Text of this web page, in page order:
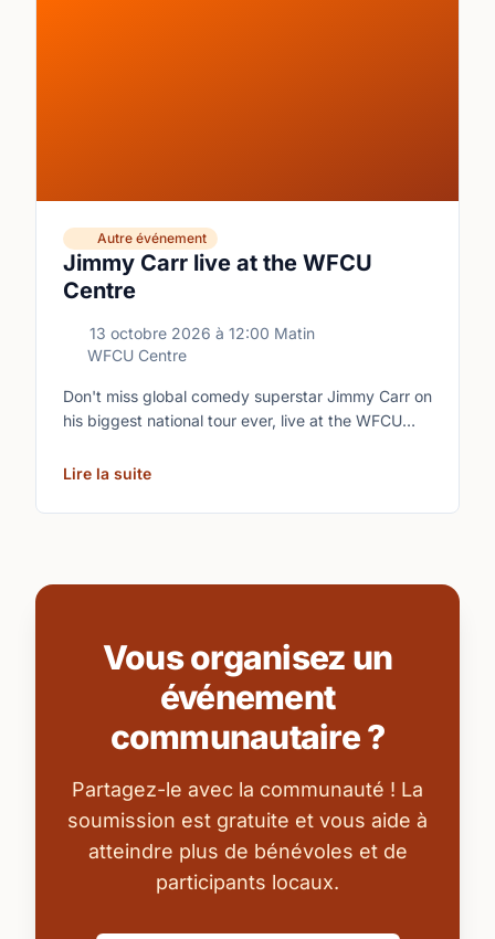
Jimmy Carr live at the WFCU
Centre
Autre événement
13 octobre 2026 à 12:00 Matin
WFCU Centre
Don't miss global comedy superstar Jimmy Carr on
his biggest national tour ever, live at the WFCU
Lire la suite
Vous organisez un
événement
communautaire ?
Partagez-le avec la communauté ! La
soumission est gratuite et vous aide à
atteindre plus de bénévoles et de
participants locaux.